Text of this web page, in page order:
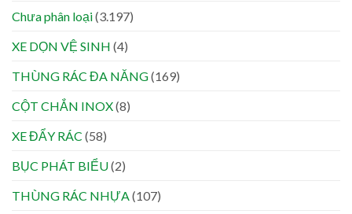
Chưa phân loại(3.197)
XE DỌN VỆ SINH (4)
THÙNG RÁC ĐA NĂNG(169)
CỘT CHẮN INOX(8)
XE ĐẨY RÁC (58)
BỤC PHÁT BIỂU(2)
THÙNG RÁC NHỰA (107)